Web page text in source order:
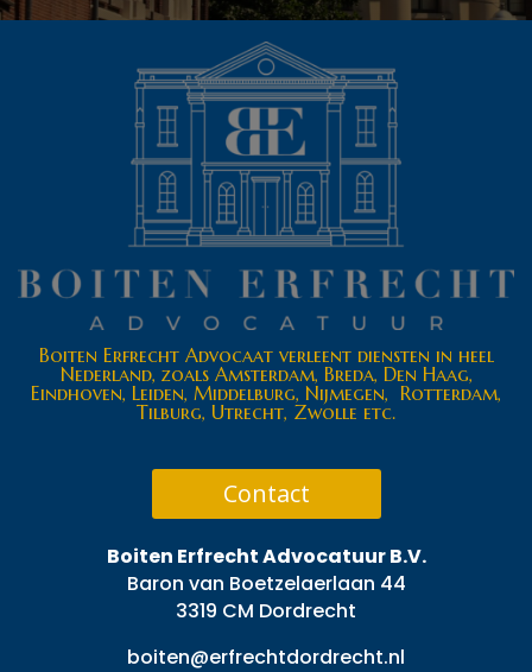
Boiten Erfrecht Advocaat verleent diensten in heel
Nederland, zoals Amsterdam, Breda, Den Haag,
Eindhoven, Leiden, Middelburg, Nijmegen, Rotterdam,
Tilburg, Utrecht, Zwolle etc.
Contact
Boiten Erfrecht Advocatuur B.V.
Baron van Boetzelaerlaan 44
3319 CM Dordrecht
boiten@erfrechtdordrecht.nl